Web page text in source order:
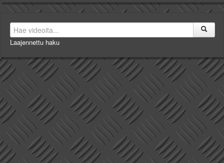
Laajennettu haku